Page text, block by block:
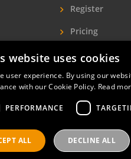
Register
Pricing
More exposure
Find hotel staff
Contact Terms of use
website uses cookies
user experience. By using our
with our Cookie Policy. Read
PERFORMANCE
ALL DECLINE ALL